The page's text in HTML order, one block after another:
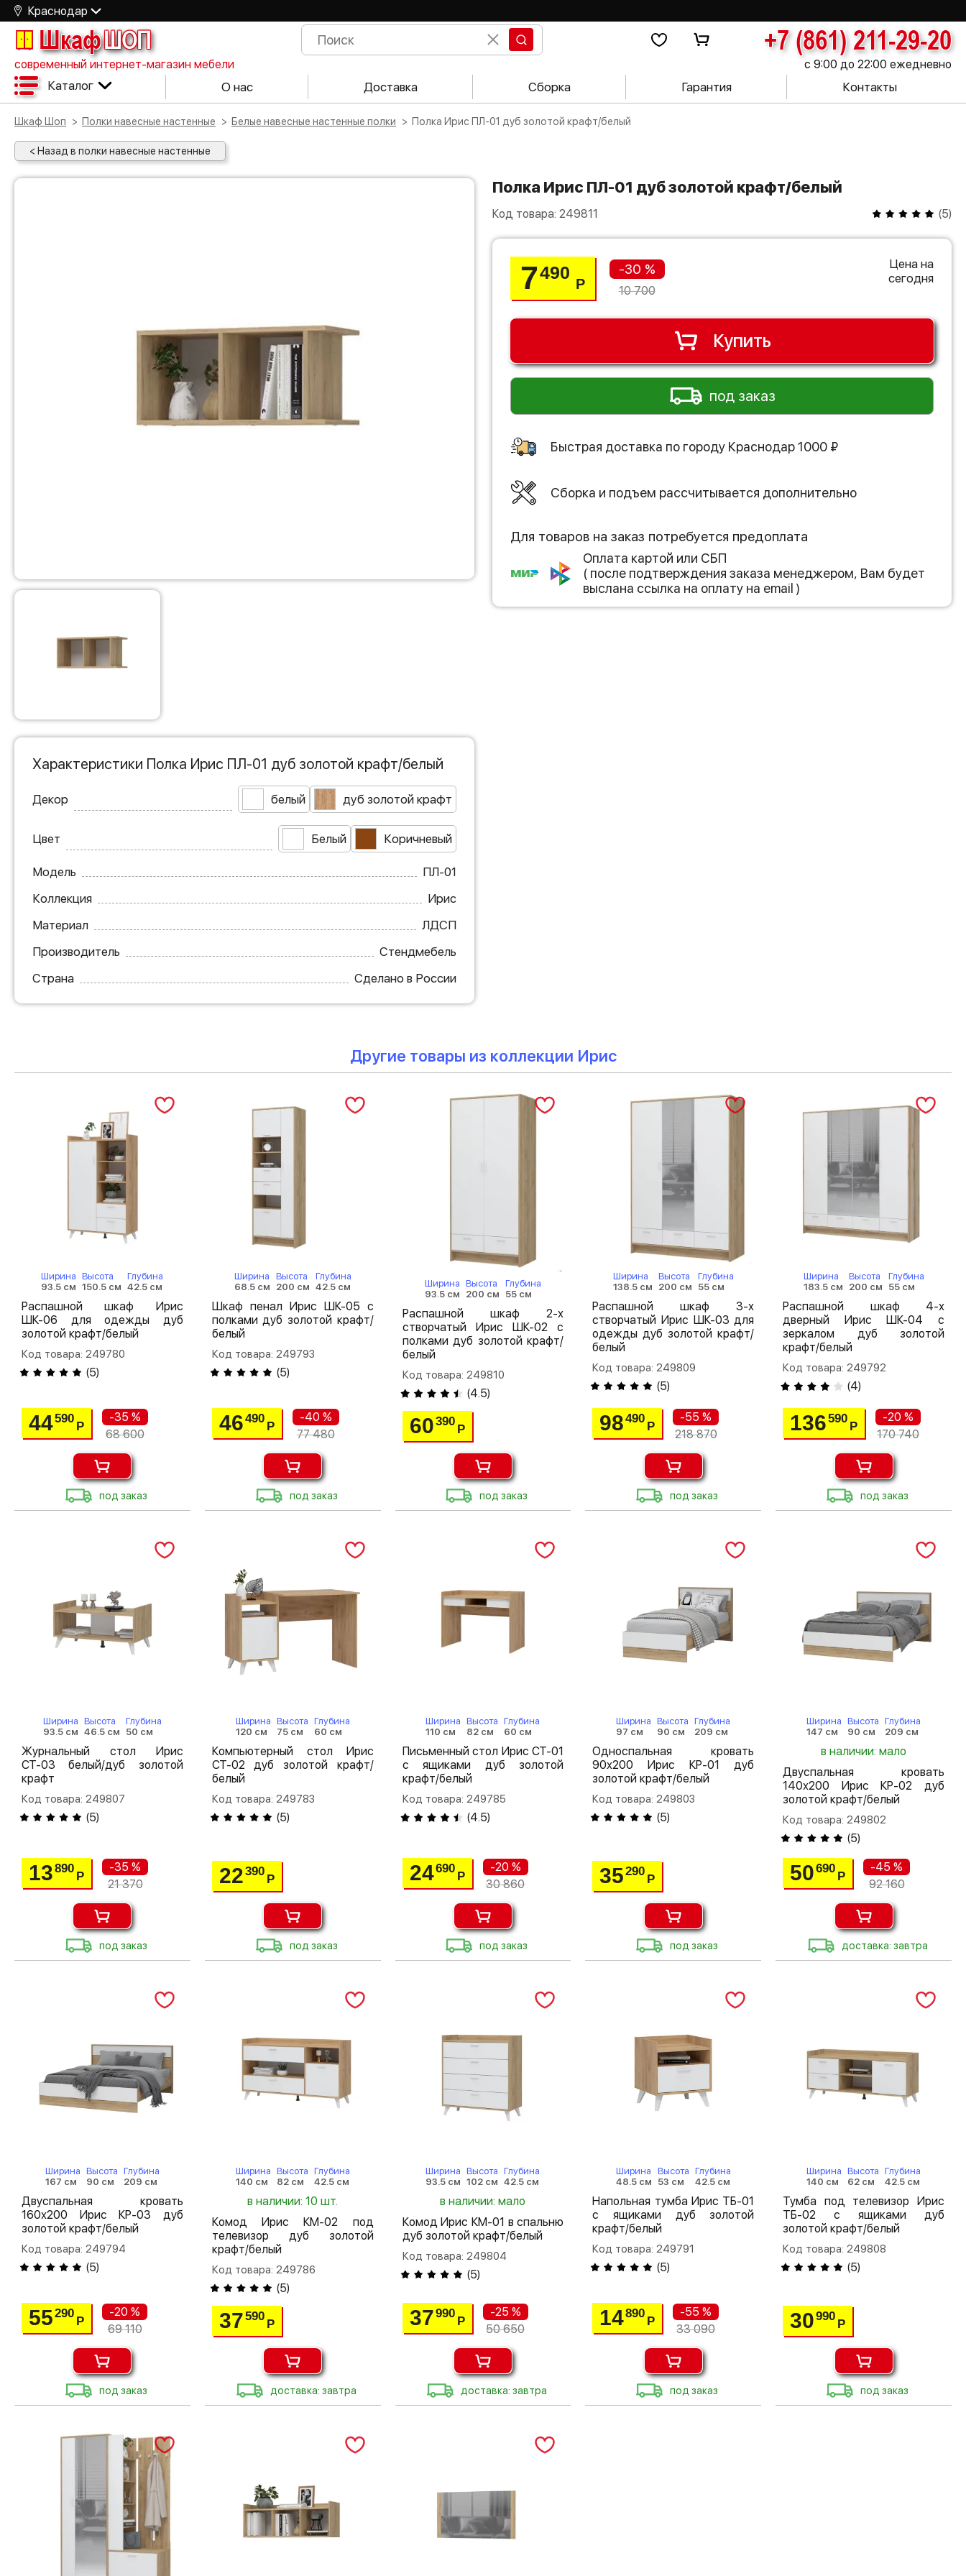
Краснодар
ШкафШОП +7 (861) 211-29-20
современный интернет-магазин мебели с 9:00 до 22:00 ежедневно
Каталог О нас Доставка Сборка Гарантия Контакты
Шкаф Шоп Полки навесные настенные Белые навесные настенные полки Полка Ирис ПЛ-01 дуб золотой крафт/белый
< Назад в полки навесные настенные
Полка Ирис ПЛ-01 дуб золотой крафт/белый
Код товара: 249811 (5)
7490
Р
-30 %
10 700
Цена на
сегодня
Купить
под заказ
Быстрая доставка по городу Краснодар 1000 ₽
Сборка и подъем рассчитывается дополнительно
Для товаров на заказ потребуется предоплата
Оплата картой или СБП
( после подтверждения заказа менеджером, Вам будет
выслана ссылка на оплату на email )
Характеристики Полка Ирис ПЛ-01 дуб золотой крафт/белый
Декор белый дуб золотой крафт
Цвет Белый Коричневый
Модель
ПЛ-01
Коллекция
Ирис
Материал
ЛДСП
Производитель
Стендмебель
Страна
Сделано в России
Другие товары из коллекции Ирис
Ширина
93.5 см
Высота
150.5 см
Глубина
42.5 см
Распашной шкаф Ирис
ШК-06 для одежды дуб
золотой крафт/белый
Код товара: 249780
(5)
44590
Р
-35 %
68 600
под заказ
Ширина
68.5 см
Высота
200 см
Глубина
42.5 см
Шкаф пенал Ирис ШК-05 с
полками дуб золотой крафт/
белый
Код товара: 249793
(5)
46490
Р
-40 %
77 480
под заказ
Ширина
93.5 см
Высота
200 см
Глубина
55 см
Распашной шкаф 2-х
створчатый Ирис ШК-02 с
полками дуб золотой крафт/
белый
Код товара: 249810
(4.5)
60390
Р
под заказ
Ширина
138.5 см
Высота
200 см
Глубина
55 см
Распашной шкаф 3-х
створчатый Ирис ШК-03 для
одежды дуб золотой крафт/
белый
Код товара: 249809
(5)
98490
Р
-55 %
218 870
под заказ
Ширина
183.5 см
Высота
200 см
Глубина
55 см
Распашной шкаф 4-х
дверный Ирис ШК-04 с
зеркалом дуб золотой
крафт/белый
Код товара: 249792
(4)
136590
Р
-20 %
170 740
под заказ
Ширина
93.5 см
Высота
46.5 см
Глубина
50 см
Журнальный стол Ирис
СТ-03 белый/дуб золотой
крафт
Код товара: 249807
(5)
13890
Р
-35 %
21 370
под заказ
Ширина
120 см
Высота
75 см
Глубина
60 см
Компьютерный стол Ирис
СТ-02 дуб золотой крафт/
белый
Код товара: 249783
(5)
22390
Р
под заказ
Ширина
110 см
Высота
82 см
Глубина
60 см
Письменный стол Ирис СТ-01
с ящиками дуб золотой
крафт/белый
Код товара: 249785
(4.5)
24690
Р
-20 %
30 860
под заказ
Ширина
97 см
Высота
90 см
Глубина
209 см
Односпальная кровать
90х200 Ирис КР-01 дуб
золотой крафт/белый
Код товара: 249803
(5)
35290
Р
под заказ
Ширина
147 см
Высота
90 см
Глубина
209 см
в наличии: мало
Двуспальная кровать
140х200 Ирис КР-02 дуб
золотой крафт/белый
Код товара: 249802
(5)
50690
Р
-45 %
92 160
доставка: завтра
Ширина
167 см
Высота
90 см
Глубина
209 см
Двуспальная кровать
160х200 Ирис КР-03 дуб
золотой крафт/белый
Код товара: 249794
(5)
55290
Р
-20 %
69 110
под заказ
Ширина
140 см
Высота
82 см
Глубина
42.5 см
в наличии: 10 шт.
Комод Ирис КМ-02 под
телевизор дуб золотой
крафт/белый
Код товара: 249786
(5)
37590
Р
доставка: завтра
Ширина
93.5 см
Высота
102 см
Глубина
42.5 см
в наличии: мало
Комод Ирис КМ-01 в спальню
дуб золотой крафт/белый
Код товара: 249804
(5)
37990
Р
-25 %
50 650
доставка: завтра
Ширина
48.5 см
Высота
53 см
Глубина
42.5 см
Напольная тумба Ирис ТБ-01
с ящиками дуб золотой
крафт/белый
Код товара: 249791
(5)
14890
Р
-55 %
33 090
под заказ
Ширина
140 см
Высота
62 см
Глубина
42.5 см
Тумба под телевизор Ирис
ТБ-02 с ящиками дуб
золотой крафт/белый
Код товара: 249808
(5)
30990
Р
под заказ